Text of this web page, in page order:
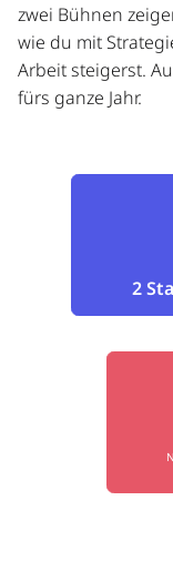
zwei Bühnen
wie du mit
Arbeit steigerst.
fürs ganze Jahr.
2